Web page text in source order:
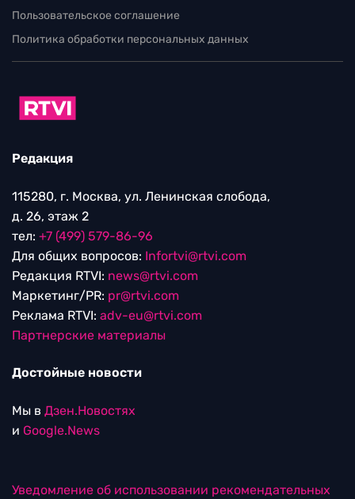
Пользовательское соглашение
Политика обработки персональных данных
Редакция
115280, г. Москва, ул. Ленинская слобода,
д. 26, этаж 2
тел: +7 (499) 579-86-96
Для общих вопросов: Infortvi@rtvi.com
Редакция RTVI: news@rtvi.com
Маркетинг/PR: pr@rtvi.com
Реклама RTVI: adv-eu@rtvi.com
Партнерские материалы
Достойные новости
Мы в Дзен.Новостях
и Google.News
Уведомление об использовании рекомендательных